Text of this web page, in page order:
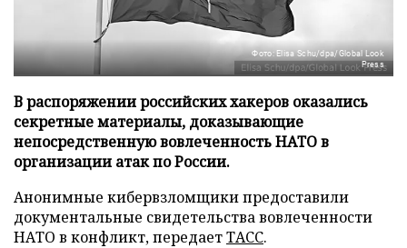
Фото: Elisa Schu/dpa/Global Look
Press
В распоряжении российских хакеров оказались
секретные материалы, доказывающие
непосредственную вовлеченность НАТО в
организации атак по России.
Анонимные кибервзломщики предоставили
документальные свидетельства вовлеченности
НАТО в конфликт, передаетТАСС.